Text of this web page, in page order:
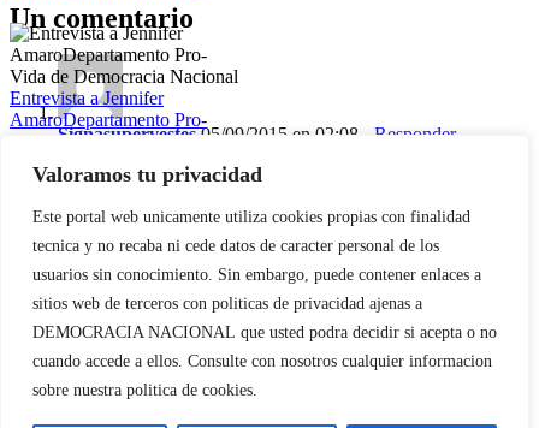
Valoramos tu privacidad
Este portal web unicamente utiliza cookies propias con finalidad
tecnica y no recaba ni cede datos de caracter personal de los
usuarios sin conocimiento. Sin embargo, puede contener enlaces a
sitios web de terceros con politicas de privacidad ajenas a
DEMOCRACIA NACIONAL que usted podra decidir si acepta o no
cuando accede a ellos. Consulte con nosotros cualquier informacion
sobre nuestra politica de cookies.
Entrevista a Jennifer
AmaroDepartamento Pro-
Vida de Democracia Nacional
Galería
Entrevista a Jennifer
Amaro
Departamento Pro-Vida de
Democracia Nacional
DN en la cumbre de la APF
Un comentario
Signasupervestes05/09/2015 en 02:08 - Responder
Un momento..
¿ No habíamos quedado que todos esos grupos islámicos eran
terroristas ?
Ohhhh…
Deja tu comentario
Comentar